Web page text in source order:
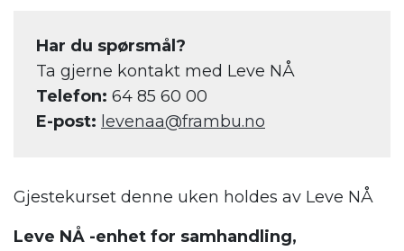
Har du spørsmål?
Ta gjerne kontakt med Leve NÅ
Telefon: 64 85 60 00
E-post: levenaa@frambu.no
Gjestekurset denne uken holdes av Leve NÅ
Leve NÅ -enhet for samhandling,